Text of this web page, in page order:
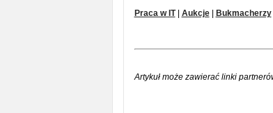
Praca w IT| Aukcje| Bukmacherzy
Artykuł może zawierać linki